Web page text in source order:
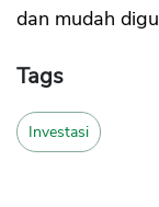
dan mudah
Tags
Investasi